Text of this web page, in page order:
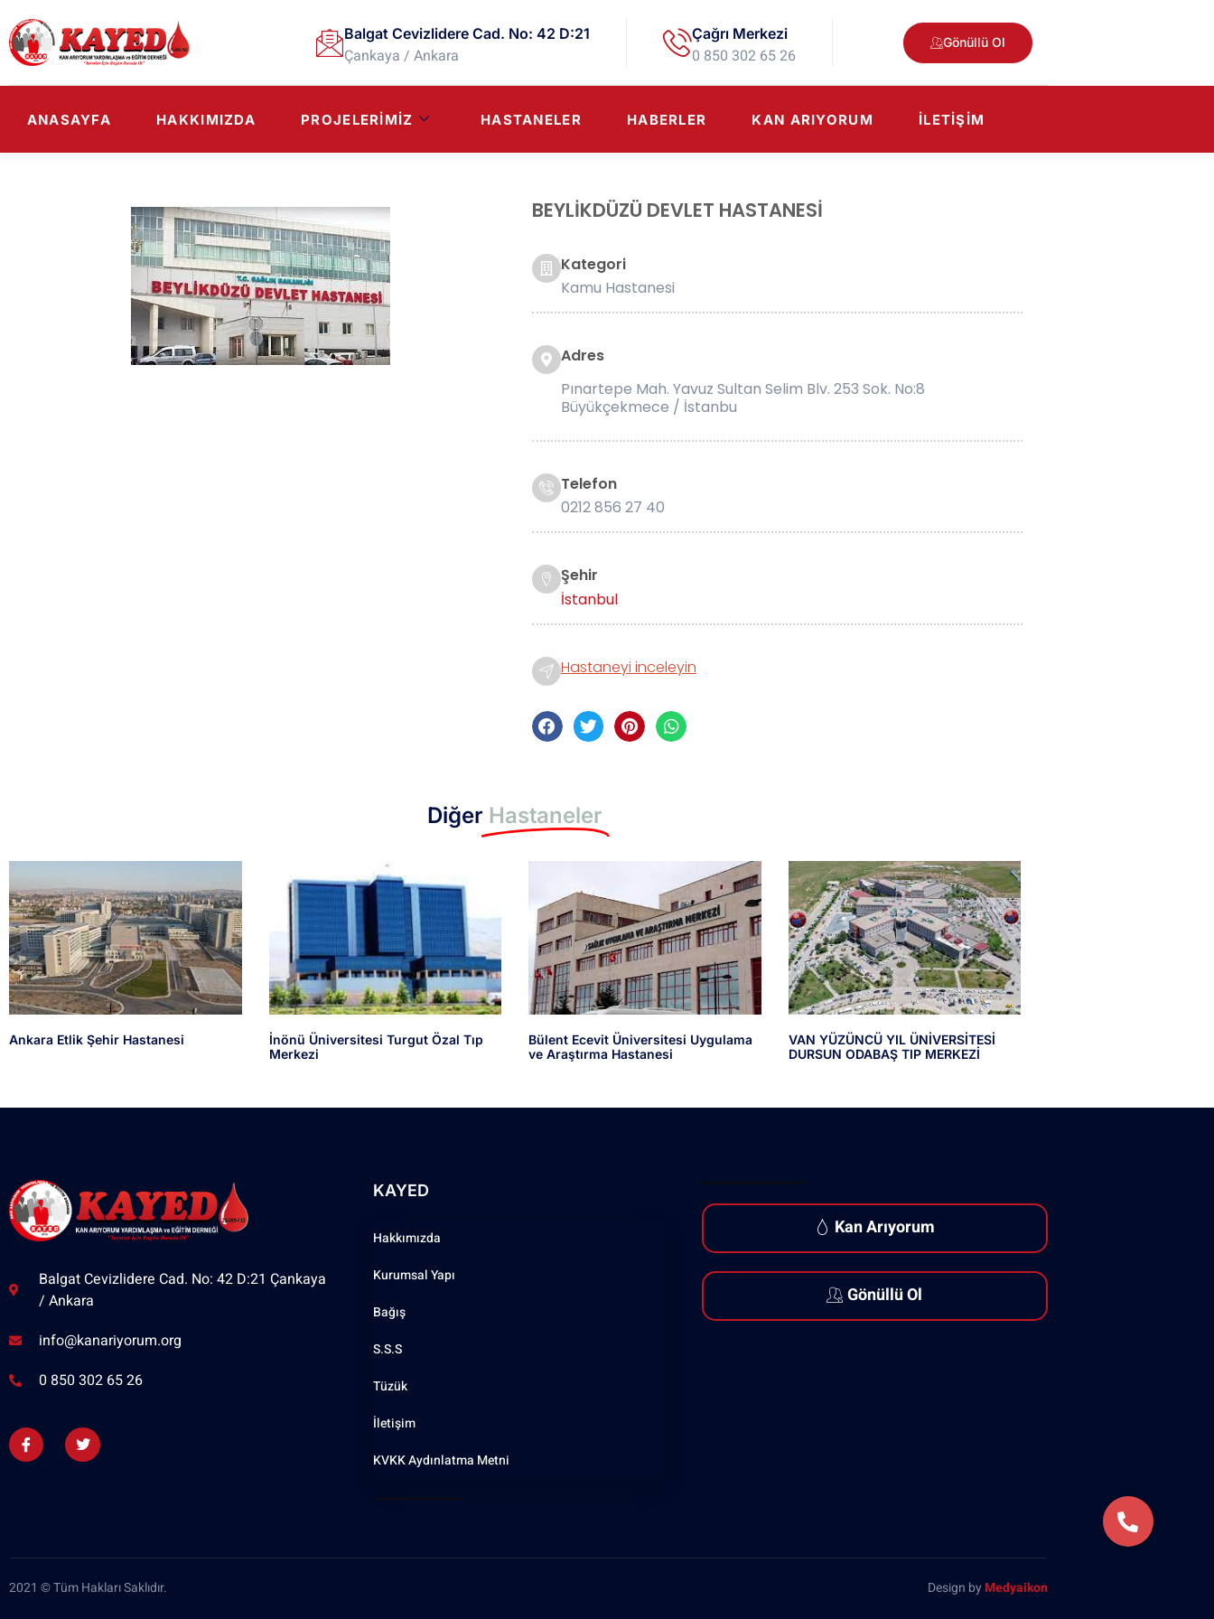
Balgat Cevizlidere Cad. No: 42 D:21
Çankaya / Ankara
Çağrı Merkezi
0 850 302 65 26
Gönüllü Ol
ANASAYFA HAKKIMIZDA PROJELERIMIZ HASTANELER HABERLER KAN ARIYORUM İLETIŞIM
BEYLİKDÜZÜ DEVLET HASTANESİ
Kategori
Kamu Hastanesi
Adres
Pınartepe Mah. Yavuz Sultan Selim Blv. 253 Sok. No:8
Büyükçekmece / İstanbu
Telefon
0212 856 27 40
Şehir
İstanbul
Hastaneyi inceleyin
Diğer Hastaneler
Ankara Etlik Şehir Hastanesi
İnönü Üniversitesi Turgut Özal Tıp
Merkezi
Bülent Ecevit Üniversitesi Uygulama
ve Araştırma Hastanesi
VAN YÜZÜNCÜ YIL ÜNİVERSİTESİ
DURSUN ODABAŞ TIP MERKEZİ
Balgat Cevizlidere Cad. No: 42 D:21 Çankaya
/ Ankara
info@kanariyorum.org
0 850 302 65 26
KAYED
Hakkımızda
Kurumsal Yapı
Bağış
S.S.S
Tüzük
İletişim
KVKK Aydınlatma Metni
Kan Arıyorum
Gönüllü Ol
2021 © Tüm Hakları Saklıdır. Design by Medyaikon